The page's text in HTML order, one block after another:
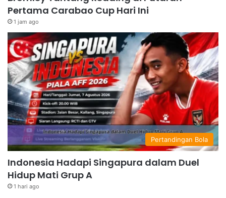
Pertama Carabao Cup Hari Ini
1 jam ago
Pertandingan Bola
Indonesia Hadapi Singapura dalam Duel
Hidup Mati Grup A
1 hari ago